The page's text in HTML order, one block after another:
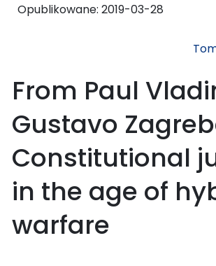
Opublikowane: 2019-03-28
From Paul
Gustavo
Constitutional
in the age of
warfare